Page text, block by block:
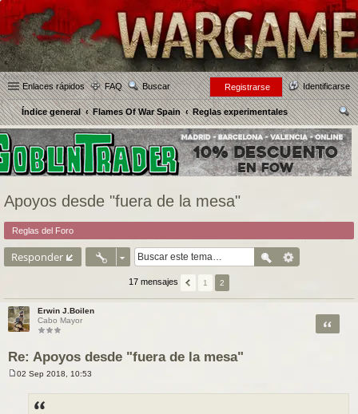
Enlaces rápidos FAQ Buscar Identificarse
Registrarse
Índice general Flames Of War Spain
Reglas experimentales
us
car
Apoyos desde "fuera de la mesa"
Reglas del Foro
Responder
17 mensajes 1 2
Erwin J.Boilen
Cabo Mayor
Re: Apoyos desde "fuera de la mesa"
Citar
02 Sep 2018, 10:53